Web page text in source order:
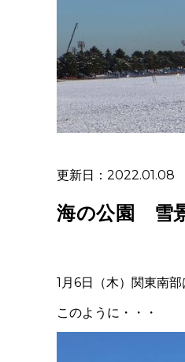
更新日：2022.01.08
海の公園 雪
1月6日（木）関東南
このように・・・